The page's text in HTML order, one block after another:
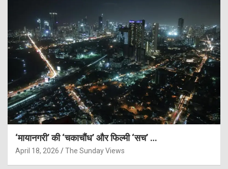
‘मायानगरी’ की ‘चकाचौंध’ और फिल्मी ‘सच’ …
April 18, 2026 The Sunday Views